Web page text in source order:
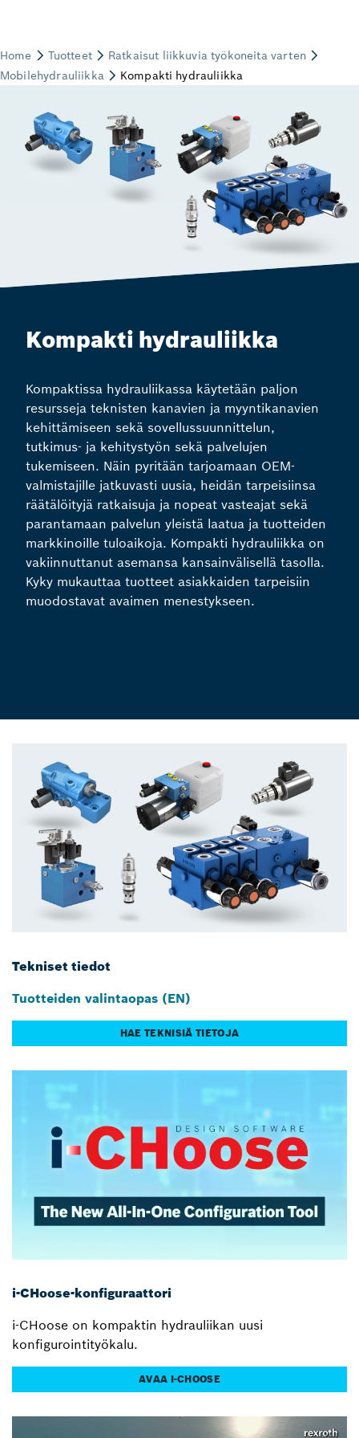
Kompakti hydrauliikka
Kompaktissa hydrauliikassa käytetään paljon
resursseja teknisten kanavien ja myyntikanavien
kehittämiseen sekä sovellussuunnittelun,
tutkimus- ja kehitystyön sekä palvelujen
tukemiseen. Näin pyritään tarjoamaan OEM-
valmistajille jatkuvasti uusia, heidän tarpeisiinsa
räätälöityjä ratkaisuja ja nopeat vasteajat sekä
parantamaan palvelun yleistä laatua ja tuotteiden
markkinoille tuloaikoja. Kompakti hydrauliikka on
vakiinnuttanut asemansa kansainvälisellä tasolla.
Kyky mukauttaa tuotteet asiakkaiden tarpeisiin
muodostavat avaimen menestykseen.
Tekniset tiedot
Tuotteiden valintaopas (EN)
HAE TEKNISIÄ TIETOJA
i-CHoose-konfiguraattori
i-CHoose on kompaktin hydrauliikan uusi
konfigurointityökalu.
AVAA I-CHOOSE